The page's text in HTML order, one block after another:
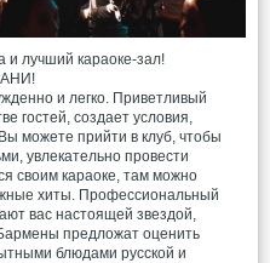
и лучший караоке-зал!
и легко. Приветливый
гостей, создает условия,
можете прийти в клуб, чтобы
увлекательно провести
своим караоке, там можно
хиты. Профессиональный
вас настоящей звездой,
предложат оценить
блюдами русской и